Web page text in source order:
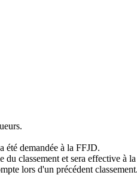
été demandée à la FFJD.
du classement et sera effective à
lors d'un précédent classement.